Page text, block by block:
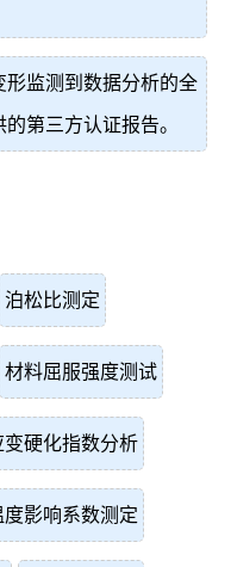
监测到数据分析的全
第三方认证报告。
泊松比测定
材料屈服强度测试
变硬化指数分析
度影响系数测定